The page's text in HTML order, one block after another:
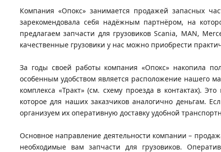
Компания «Опокс» занимается продажей запасных
зарекомендовала себя надёжным партнёром, на
предлагаем запчасти для грузовиков Scania, MAN,
качественные грузовики у нас можно приобрести
За годы своей работы компания «Опокс» накопила
особенным удобством является расположение нашего
комплекса «Тракт» (см. схему проезда в контактах).
которое для наших заказчиков аналогично деньгам.
организуем их оперативную доставку удобной
Основное направление деятельности компании –
необходимые вам запчасти для грузовиков.